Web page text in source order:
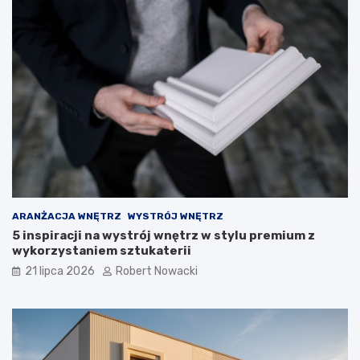
c
z
n
z
w
i
z
a
n
i
ARANŻACJA WNĘTRZ WYSTRÓJ WNĘTRZ
5 inspiracji na wystrój wnętrz w stylu premium z
wykorzystaniem sztukaterii
21 lipca 2026 Robert Nowacki